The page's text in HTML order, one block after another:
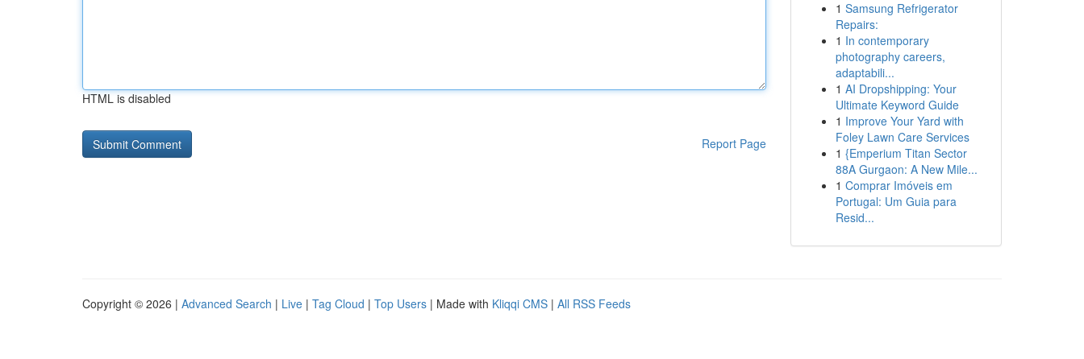
HTML is disabled
Report Page
1 Samsung Refrigerator
Repairs:
1 In contemporary
photography careers,
adaptabili...
1 AI Dropshipping: Your
Ultimate Keyword Guide
1 Improve Your Yard with
Foley Lawn Care Services
1 {Emperium Titan Sector
88A Gurgaon: A New Mile...
1 Comprar Imóveis em
Portugal: Um Guia para
Resid...
Copyright © 2026 | Advanced Search | Live | Tag Cloud | Top Users | Made with Kliqqi CMS | All RSS Feeds